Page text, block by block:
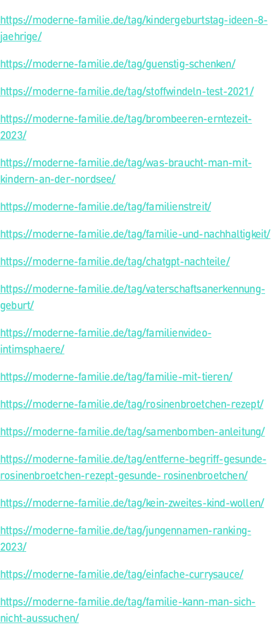
https://moderne-familie.de/tag/kindergeburtstag-ideen-8-
jaehrige/
https://moderne-familie.de/tag/guenstig-schenken/
https://moderne-familie.de/tag/stoffwindeln-test-2021/
https://moderne-familie.de/tag/brombeeren-erntezeit-
2023/
https://moderne-familie.de/tag/was-braucht-man-mit-
kindern-an-der-nordsee/
https://moderne-familie.de/tag/familienstreit/
https://moderne-familie.de/tag/familie-und-nachhaltigkeit/
https://moderne-familie.de/tag/chatgpt-nachteile/
https://moderne-familie.de/tag/vaterschaftsanerkennung-
geburt/
https://moderne-familie.de/tag/familienvideo-
intimsphaere/
https://moderne-familie.de/tag/familie-mit-tieren/
https://moderne-familie.de/tag/rosinenbroetchen-rezept/
https://moderne-familie.de/tag/samenbomben-anleitung/
https://moderne-familie.de/tag/entferne-begriff-gesunde-
rosinenbroetchen-rezept-gesunde- rosinenbroetchen/
https://moderne-familie.de/tag/kein-zweites-kind-wollen/
https://moderne-familie.de/tag/jungennamen-ranking-
2023/
https://moderne-familie.de/tag/einfache-currysauce/
https://moderne-familie.de/tag/familie-kann-man-sich-
nicht-aussuchen/